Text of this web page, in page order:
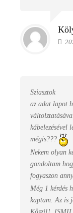
Sziasztok
az adat lapot
kábelezésével
mégis???
Nekem olyan
gondoltam
fogyaszon
Még 1 kérdés
kaptam. Az is